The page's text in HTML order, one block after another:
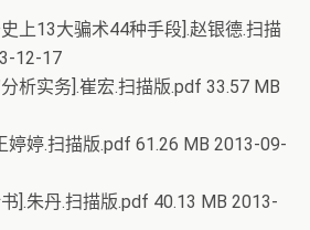
上13大骗术44种手段].赵银德.扫描
12-17
析实务].崔宏.扫描版.pdf 33.57 MB
婷婷.扫描版.pdf 61.26 MB 2013-09-
].朱丹.扫描版.pdf 40.13 MB 2013-